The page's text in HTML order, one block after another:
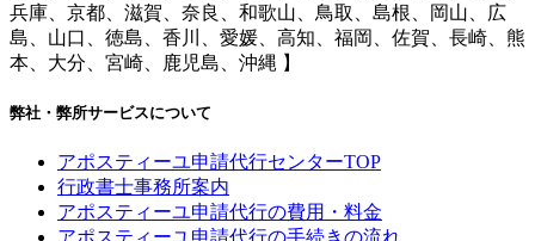
兵庫、京都、滋賀、奈良、和歌山、鳥取、島根、岡山、広
島、山口、徳島、香川、愛媛、高知、福岡、佐賀、長崎、熊
本、大分、宮崎、鹿児島、沖縄 】
弊社・弊所サービスについて
アポスティーユ申請代行センターTOP
行政書士事務所案内
アポスティーユ申請代行の費用・料金
アポスティーユ申請代行の手続きの流れ